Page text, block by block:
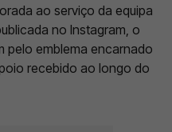
ao serviço da equipa
no Instagram, o
pelo emblema encarnado
recebido ao longo do